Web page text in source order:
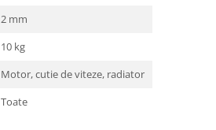
2 mm
10 kg
Motor, cutie de viteze, radiator
Toate